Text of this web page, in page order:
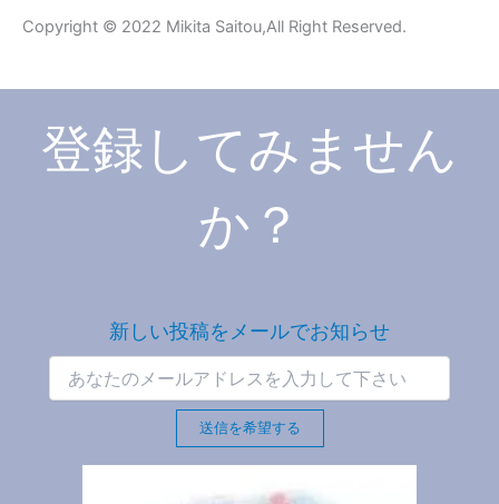
Copyright © 2022 Mikita Saitou,All Right Reserved.
登録してみません
か？
新しい投稿をメールでお知らせ
送信を希望する